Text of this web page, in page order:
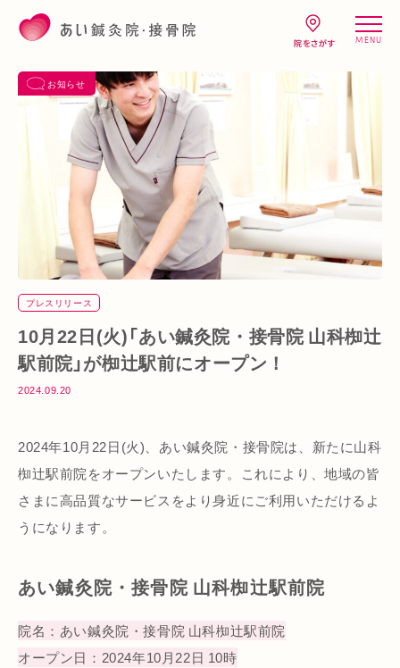
MENU
お知らせ
プレスリリース
10月22日(火)「あい鍼灸院・接骨院 山科椥辻
駅前院」が椥辻駅前にオープン！
2024.09.20
2024年10月22日(火)、あい鍼灸院・接骨院は、新たに山科
椥辻駅前院をオープンいたします。これにより、地域の皆
さまに高品質なサービスをより身近にご利用いただけるよ
うになります。
あい鍼灸院・接骨院 山科椥辻駅前院
院名：あい鍼灸院・接骨院 山科椥辻駅前院
オープン日：2024年10月22日 10時